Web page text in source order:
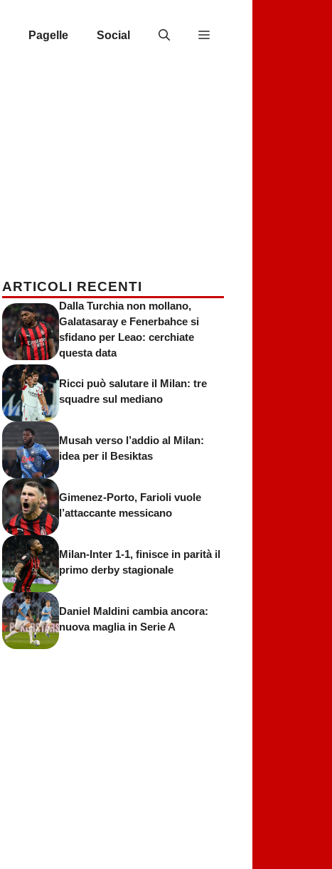
Pagelle Social
ARTICOLI RECENTI
Dalla Turchia non mollano,
Galatasaray e Fenerbahce si
sfidano per Leao: cerchiate
questa data
Ricci può salutare il Milan: tre
squadre sul mediano
Musah verso l’addio al Milan:
idea per il Besiktas
Gimenez-Porto, Farioli vuole
l’attaccante messicano
Milan-Inter 1-1, finisce in parità il
primo derby stagionale
Daniel Maldini cambia ancora:
nuova maglia in Serie A